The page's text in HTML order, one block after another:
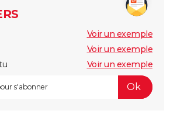
Voir un exemple
Voir un exemple
Voir un exemple